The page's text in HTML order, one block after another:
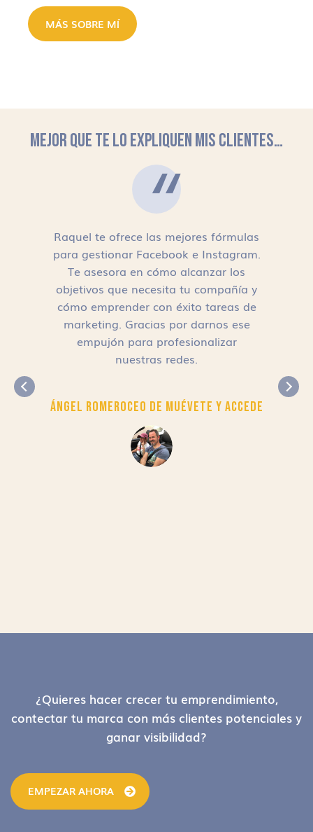
MÁS SOBRE MÍ
MEJOR QUE TE LO EXPLIQUEN MIS CLIENTES…
Raquel te ofrece las mejores fórmulas
para gestionar Facebook e Instagram.
Te asesora en cómo alcanzar los
objetivos que necesita tu compañía y
cómo emprender con éxito tareas de
marketing. Gracias por darnos ese
empujón para profesionalizar
nuestras redes.
Ángel RomeroCEO de Muévete y Accede
Footer¿Quieres hacer crecer tu emprendimiento,
contectar tu marca con más clientes potenciales y
ganar visibilidad?
EMPEZAR AHORA